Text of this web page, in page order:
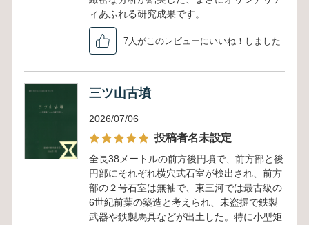
ィあふれる研究成果です。
7人がこのレビューにいいね！しました
三ツ山古墳
2026/07/06
投稿者名未設定
全長38メートルの前方後円墳で、前方部と後
円部にそれぞれ横穴式石室が検出され、前方
部の２号石室は無袖で、東三河では最古級の
6世紀前葉の築造と考えられ、未盗掘で鉄製
武器や鉄製馬具などが出土した。特に小型矩